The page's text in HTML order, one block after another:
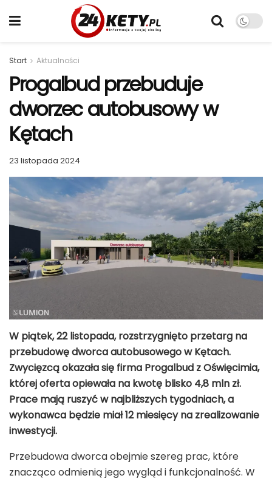
Start Aktualności
Progalbud przebuduje
dworzec autobusowy w
Kętach
23 listopada 2024
W piątek, 22 listopada, rozstrzygnięto przetarg na
przebudowę dworca autobusowego w Kętach.
Zwycięzcą okazała się firma Progalbud z Oświęcimia,
której oferta opiewała na kwotę blisko 4,8 mln zł.
Prace mają ruszyć w najbliższych tygodniach, a
wykonawca będzie miał 12 miesięcy na zrealizowanie
inwestycji.
Przebudowa dworca obejmie szereg prac, które
znacząco odmienią jego wygląd i funkcjonalność. W